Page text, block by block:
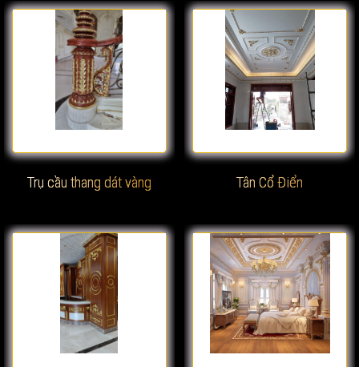
Xem chi tiết
Trụ cầu thang dát vàng
Xem chi tiết
Tân Cổ Điển
Xem chi tiết Xem chi tiết